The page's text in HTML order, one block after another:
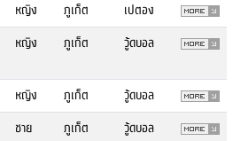
หญิง ภูเก็ต
เปตอง
หญิง ภูเก็ต วู้ดบอล
หญิง ภูเก็ต
วู้ดบอล
ชาย ภูเก็ต
วู้ดบอล